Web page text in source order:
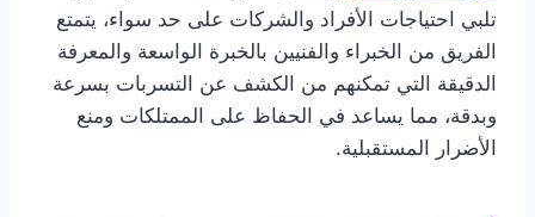
تلبي احتياجات الأفراد والشركات على حد سواء، يتمتع
الفريق من الخبراء والفنيين بالخبرة الواسعة والمعرفة
الدقيقة التي تمكنهم من الكشف عن التسربات بسرعة
وبدقة، مما يساعد في الحفاظ على الممتلكات ومنع
الأضرار المستقبلية.